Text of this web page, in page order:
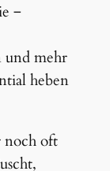
‒
und mehr
heben
noch oft